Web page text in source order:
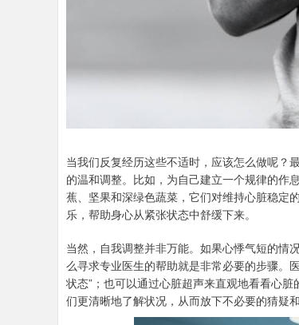
当我们反复经历这些不适时，应该怎么做呢？
的温和调整。比如，为自己建立一个规律的作
蕉、坚果和深绿色蔬菜，它们对维持心脏稳定
乐，帮助身心从紧张状态中舒缓下来。
当然，自我调整并非万能。如果心悸气短的情
么寻求专业医生的帮助就是非常必要的步骤。
状态”；也可以通过心脏超声来直观地看看心
们更清晰地了解状况，从而放下不必要的猜疑和